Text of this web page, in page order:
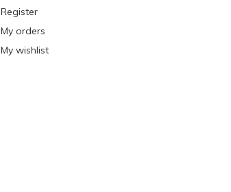
Register
My orders
My wishlist